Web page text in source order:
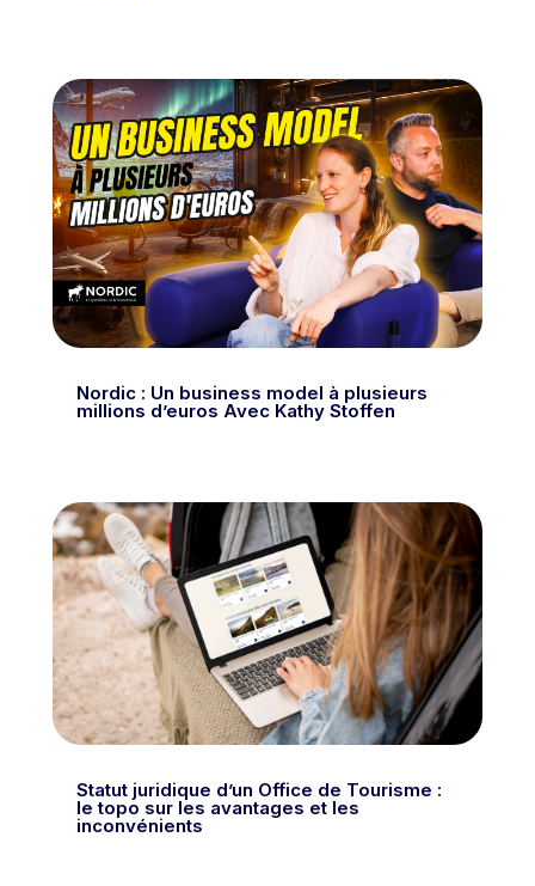
Nordic : Un business model à plusieurs
millions d’euros Avec Kathy Stoffen
Statut juridique d’un Office de Tourisme :
le topo sur les avantages et les
inconvénients